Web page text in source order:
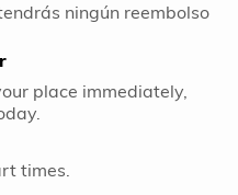
ningún reembolso
place immediately,
times.